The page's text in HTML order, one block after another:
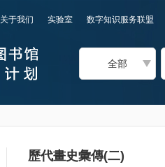
关于我们 实验室 数字知识服务联盟
全部
歷代畫史彙傳(二)